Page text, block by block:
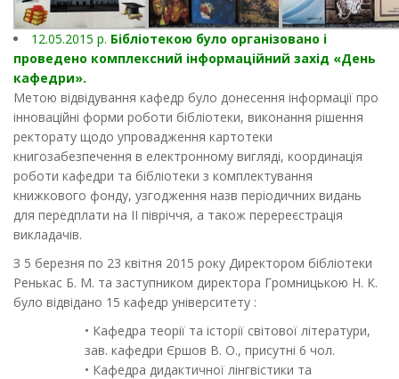
12.05.2015 р. Бібліотекою було організовано і
проведено комплексний інформаційний захід «День
кафедри».
Метою відвідування кафедр було донесення інформації про
інноваційні форми роботи бібліотеки, виконання рішення
ректорату щодо упровадження картотеки
книгозабезпечення в електронному вигляді, координація
роботи кафедри та бібліотеки з комплектування
книжкового фонду, узгодження назв періодичних видань
для передплати на ІІ півріччя, а також перереєстрація
викладачів.
З 5 березня по 23 квітня 2015 року Директором бібліотеки
Ренькас Б. М. та заступником директора Громницькою Н. К.
було відвідано 15 кафедр університету :
• Кафедра теорії та історії світової літератури,
зав. кафедри Єршов В. О., присутні 6 чол.
• Кафедра дидактичної лінгвістики та